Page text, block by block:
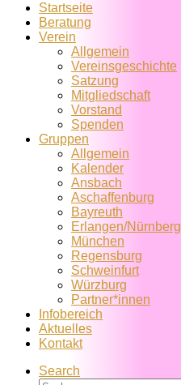
Startseite
Beratung
Verein
Allgemein
Vereins­geschichte
Satzung
Mitglied­schaft
Vorstand
Spenden
Gruppen
Allgemein
Kalender
Ansbach
Aschaffenburg
Bayreuth
Erlangen/Nürnberg
München
Regensburg
Schweinfurt
Würzburg
Partner*innen
Infobereich
Aktuelles
Kontakt
Search